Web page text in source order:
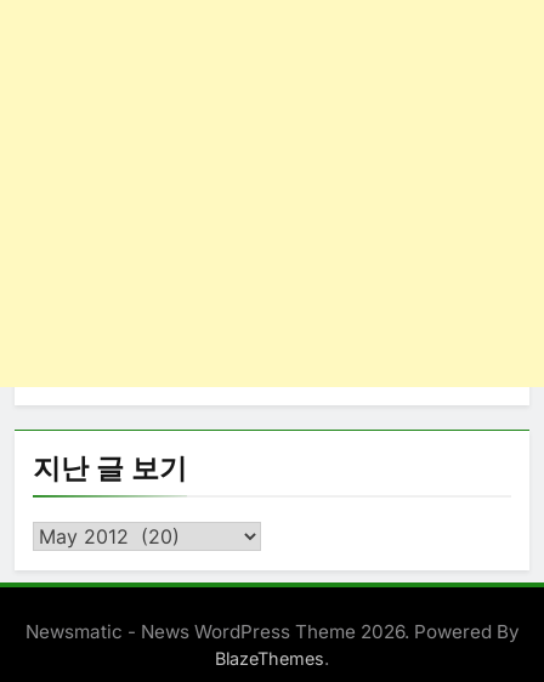
지난 글 보기
지
글
보
Newsmatic - News WordPress Theme 2026. Powered By
BlazeThemes.